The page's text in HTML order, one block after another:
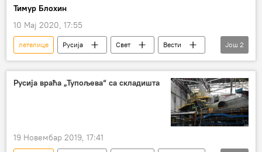
Тимур Блохин
10 Мај 2020, 17:55
летелице Русија Свет
Вести
блогер
руско ваздухопловство
Још 2
Русија враћа „Тупољева“ са складишта
19 Новембар 2019, 17:41